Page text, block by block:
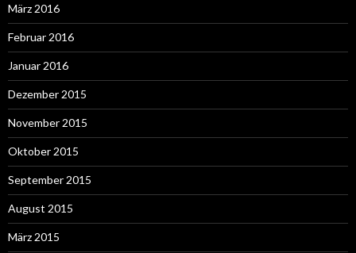
März 2016
Februar 2016
Januar 2016
Dezember 2015
November 2015
Oktober 2015
September 2015
August 2015
März 2015